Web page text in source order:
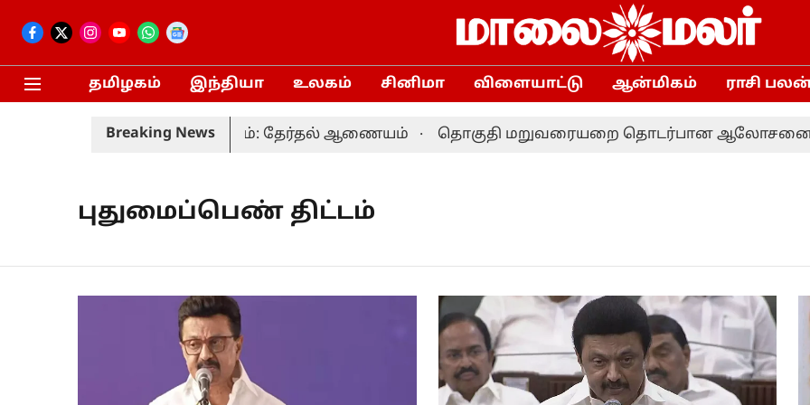
தமிழகம் இந்தியா உலகம் சினிமா விளையாட்டு ஆன்மிகம் ராசி
Breaking News
வரும் 20-ம் தேதி நடைபெறும்: தேர்தல் ஆணையம் தொகுதி மறுவரையறை தொடர்பான ஆலோசனை:
புதுமைப்பெண் திட்டம்